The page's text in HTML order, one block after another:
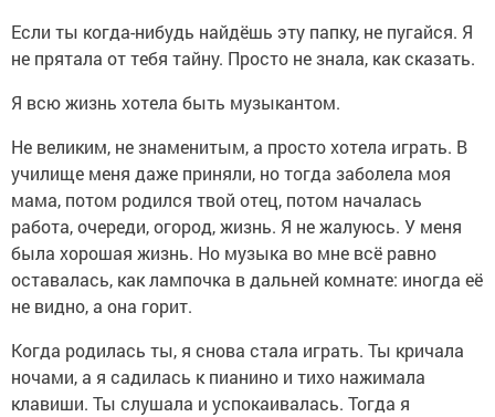
Если ты когда-нибудь найдёшь эту папку, не пугайся. Я
не прятала от тебя тайну. Просто не знала, как сказать.
Я всю жизнь хотела быть музыкантом.
Не великим, не знаменитым, а просто хотела играть. В
училище меня даже приняли, но тогда заболела моя
мама, потом родился твой отец, потом началась
работа, очереди, огород, жизнь. Я не жалуюсь. У меня
была хорошая жизнь. Но музыка во мне всё равно
оставалась, как лампочка в дальней комнате: иногда её
не видно, а она горит.
Когда родилась ты, я снова стала играть. Ты кричала
ночами, а я садилась к пианино и тихо нажимала
клавиши. Ты слушала и успокаивалась. Тогда я